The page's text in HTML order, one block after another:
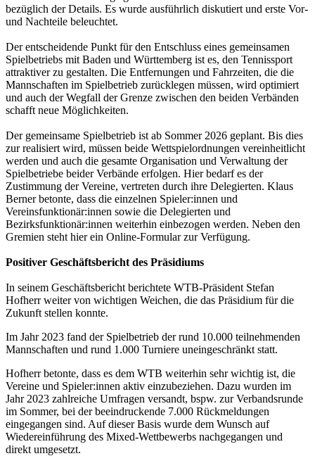
bezüglich der Details. Es wurde ausführlich diskutiert und erste Vor-
und Nachteile beleuchtet.
Der entscheidende Punkt für den Entschluss eines gemeinsamen
Spielbetriebs mit Baden und Württemberg ist es, den Tennissport
attraktiver zu gestalten. Die Entfernungen und Fahrzeiten, die die
Mannschaften im Spielbetrieb zurücklegen müssen, wird optimiert
und auch der Wegfall der Grenze zwischen den beiden Verbänden
schafft neue Möglichkeiten.
Der gemeinsame Spielbetrieb ist ab Sommer 2026 geplant. Bis dies
zur realisiert wird, müssen beide Wettspielordnungen vereinheitlicht
werden und auch die gesamte Organisation und Verwaltung der
Spielbetriebe beider Verbände erfolgen. Hier bedarf es der
Zustimmung der Vereine, vertreten durch ihre Delegierten. Klaus
Berner betonte, dass die einzelnen Spieler:innen und
Vereinsfunktionär:innen sowie die Delegierten und
Bezirksfunktionär:innen weiterhin einbezogen werden. Neben den
Gremien steht hier ein Online-Formular zur Verfügung.
Positiver Geschäftsbericht des Präsidiums
In seinem Geschäftsbericht berichtete WTB-Präsident Stefan
Hofherr weiter von wichtigen Weichen, die das Präsidium für die
Zukunft stellen konnte.
Im Jahr 2023 fand der Spielbetrieb der rund 10.000 teilnehmenden
Mannschaften und rund 1.000 Turniere uneingeschränkt statt.
Hofherr betonte, dass es dem WTB weiterhin sehr wichtig ist, die
Vereine und Spieler:innen aktiv einzubeziehen. Dazu wurden im
Jahr 2023 zahlreiche Umfragen versandt, bspw. zur Verbandsrunde
im Sommer, bei der beeindruckende 7.000 Rückmeldungen
eingegangen sind. Auf dieser Basis wurde dem Wunsch auf
Wiedereinführung des Mixed-Wettbewerbs nachgegangen und
direkt umgesetzt.